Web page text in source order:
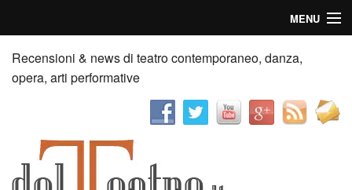
MENU
Home
Recensioni
News
Recensioni & news di teatro contemporaneo, danza,
opera, arti performative